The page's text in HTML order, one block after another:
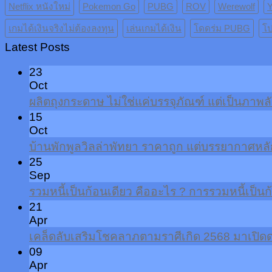
Netflix หนังใหม่ Pokemon Go PUBG ROV Werewolf
เกมได้เงินจริงไม่ต้องลงทุน เล่นเกมได้เงิน โดดร่ม PUBG โ
Latest Posts
23
Oct
ผลิตถุงกระดาษ ไม่ใช่แค่บรรจุภัณฑ์ แต่เป็นภาพ
15
Oct
บ้านพักพูลวิลล่าพัทยา ราคาถูก แต่บรรยากาศห
25
Sep
รวมหนี้เป็นก้อนเดียว คืออะไร ? การรวมหนี้เป็น
21
Apr
เคล็ดลับเสริมโชคลาภตามราศีเกิด 2568 มาเปิ
09
Apr